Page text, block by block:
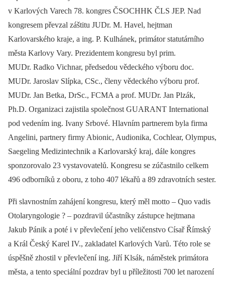
v Karlových Varech 78. kongres ČSOCHHK ČLS JEP. Nad
kongresem převzal záštitu JUDr. M. Havel, hejtman
Karlovarského kraje, a ing. P. Kulhánek, primátor statutárního
města Karlovy Vary. Prezidentem kongresu byl prim.
MUDr. Radko Vichnar, předsedou vědeckého výboru doc.
MUDr. Jaroslav Slípka, CSc., členy vědeckého výboru prof.
MUDr. Jan Betka, DrSc., FCMA a prof. MUDr. Jan Plzák,
Ph.D. Organizaci zajistila společnost GUARANT International
pod vedením ing. Ivany Srbové. Hlavním partnerem byla firma
Angelini, partnery firmy Abionic, Audionika, Cochlear, Olympus,
Saegeling Medizintechnik a Karlovarský kraj, dále kongres
sponzorovalo 23 vystavovatelů. Kongresu se zúčastnilo celkem
496 odborníků z oboru, z toho 407 lékařů a 89 zdravotních sester.
Při slavnostním zahájení kongresu, který měl motto –⁠ Quo vadis
Otolaryngologie ? –⁠ pozdravil účastníky zástupce hejtmana
Jakub Pánik a poté i v převlečení jeho veličenstvo Císař Římský
a Král Český Karel IV., zakladatel Karlových Varů. Této role se
úspěšně zhostil v převlečení ing. Jiří Klsák, náměstek primátora
města, a tento speciální pozdrav byl u příležitosti 700 let narození